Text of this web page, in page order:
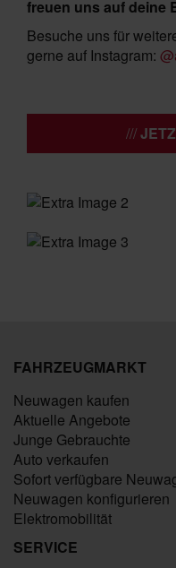
freuen uns auf deine
Besuche uns für
gerne auf Instagram:
FAHRZEUGMARKT
Neuwagen kaufen
Aktuelle Angebote
Junge Gebrauchte
Auto verkaufen
Sofort verfügbare
Neuwagen konfigurieren
Elektromobilität
SERVICE